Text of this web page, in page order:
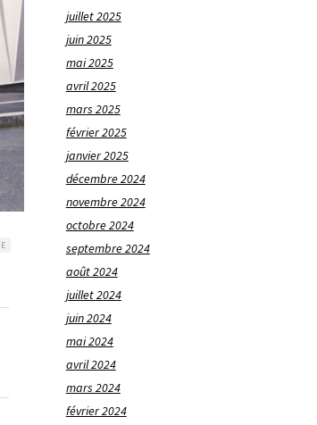
juillet 2025
juin 2025
mai 2025
avril 2025
mars 2025
février 2025
janvier 2025
décembre 2024
novembre 2024
octobre 2024
septembre 2024
août 2024
juillet 2024
juin 2024
mai 2024
avril 2024
mars 2024
février 2024